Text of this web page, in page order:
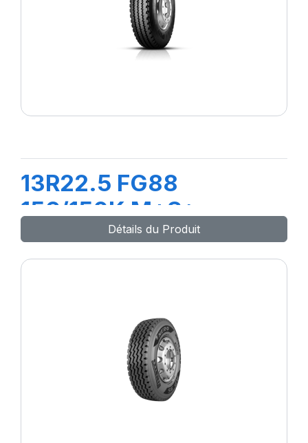
13R22.5 FG88
156/150K M+S*
Détails du Produit